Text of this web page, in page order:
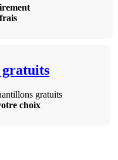
gratuits
choix